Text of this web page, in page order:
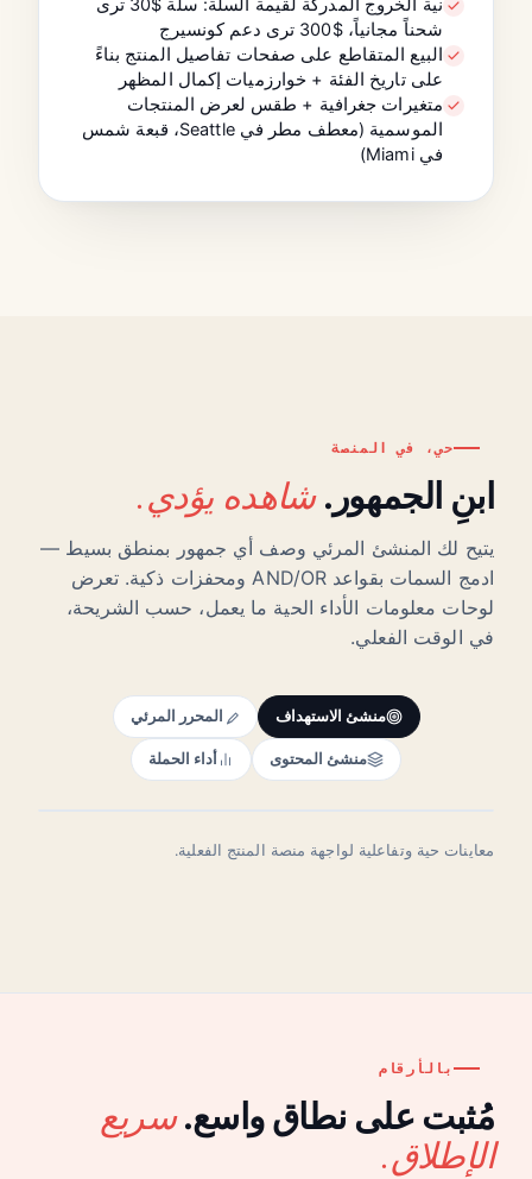
نية الخروج المدركة لقيمة السلة: سلة $30 ترى
شحناً مجانياً، $300 ترى دعم كونسيرج
البيع المتقاطع على صفحات تفاصيل المنتج بناءً
على تاريخ الفئة + خوارزميات إكمال المظهر
متغيرات جغرافية + طقس لعرض المنتجات
الموسمية (معطف مطر في Seattle، قبعة شمس
في Miami)
حي، في المنصة
ابنِ الجمهور.شاهده يؤدي.
يتيح لك المنشئ المرئي وصف أي جمهور بمنطق بسيط —
ادمج السمات بقواعد AND/OR ومحفزات ذكية. تعرض
لوحات معلومات الأداء الحية ما يعمل، حسب الشريحة،
في الوقت الفعلي.
منشئ الاستهداف المحرر المرئي
منشئ المحتوى أداء الحملة
معاينات حية وتفاعلية لواجهة منصة المنتج الفعلية.
بالأرقام
مُثبت على نطاق واسع.سريع
الإطلاق.